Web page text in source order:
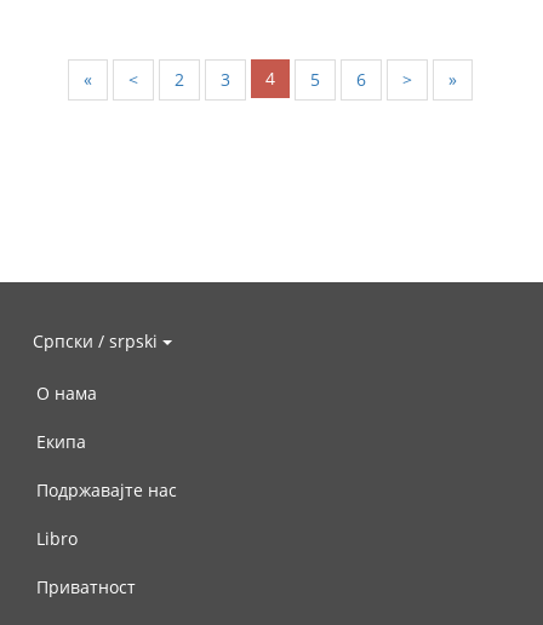
« < 2 3 4 5 6 > »
Српски / srpski
О нама
Екипа
Подржавајте нас
Libro
Приватност